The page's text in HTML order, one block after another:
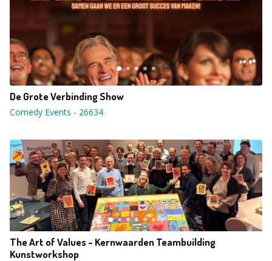
De Grote Verbinding Show
Comedy Events - 26634
The Art of Values - Kernwaarden Teambuilding
Kunstworkshop